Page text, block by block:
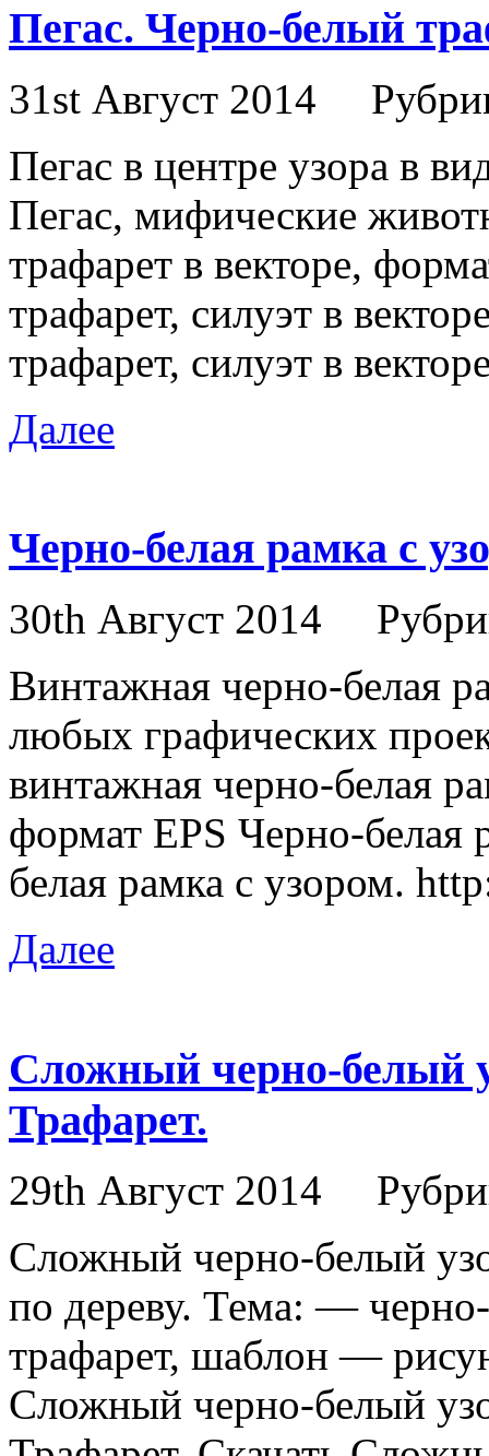
Пегас. Черно-белый
31st Август 2014
Пегас в центре узора в
Пегас, мифические
трафарет в векторе,
трафарет, силуэт в
трафарет, силуэт в
Далее
Черно-белая рамка с
30th Август 2014
Винтажная черно-белая
любых графических
винтажная черно-белая
формат EPS Черно-белая
белая рамка с узором.
Далее
Сложный черно-белый
Трафарет.
29th Август 2014
Сложный черно-белый
по дереву. Тема: —
трафарет, шаблон —
Сложный черно-белый